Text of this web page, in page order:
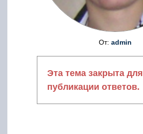
От: admin
Эта тема закрыта для
публикации ответов.